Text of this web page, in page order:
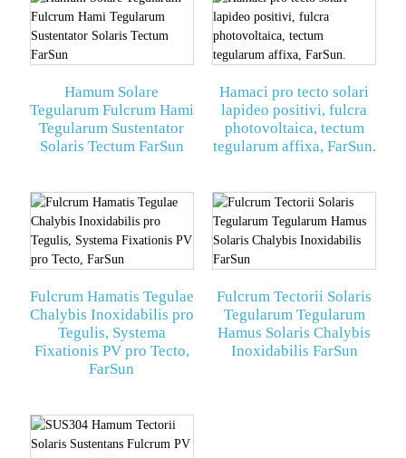
Hamum Solare
Tegularum Fulcrum Hami
Tegularum Sustentator
Solaris Tectum FarSun
Hamaci pro tecto solari
lapideo positivi, fulcra
photovoltaica, tectum
tegularum affixa, FarSun.
Fulcrum Hamatis Tegulae
Chalybis Inoxidabilis pro
Tegulis, Systema
Fixationis PV pro Tecto,
FarSun
Fulcrum Tectorii Solaris
Tegularum Tegularum
Hamus Solaris Chalybis
Inoxidabilis FarSun